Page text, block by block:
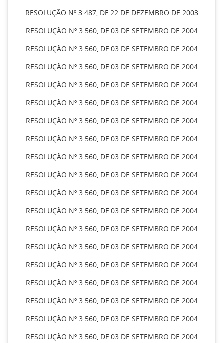
RESOLUÇÃO Nº 3.487, DE 22 DE DEZEMBRO DE 2003
RESOLUÇÃO Nº 3.560, DE 03 DE SETEMBRO DE 2004
RESOLUÇÃO Nº 3.560, DE 03 DE SETEMBRO DE 2004
RESOLUÇÃO Nº 3.560, DE 03 DE SETEMBRO DE 2004
RESOLUÇÃO Nº 3.560, DE 03 DE SETEMBRO DE 2004
RESOLUÇÃO Nº 3.560, DE 03 DE SETEMBRO DE 2004
RESOLUÇÃO Nº 3.560, DE 03 DE SETEMBRO DE 2004
RESOLUÇÃO Nº 3.560, DE 03 DE SETEMBRO DE 2004
RESOLUÇÃO Nº 3.560, DE 03 DE SETEMBRO DE 2004
RESOLUÇÃO Nº 3.560, DE 03 DE SETEMBRO DE 2004
RESOLUÇÃO Nº 3.560, DE 03 DE SETEMBRO DE 2004
RESOLUÇÃO Nº 3.560, DE 03 DE SETEMBRO DE 2004
RESOLUÇÃO Nº 3.560, DE 03 DE SETEMBRO DE 2004
RESOLUÇÃO Nº 3.560, DE 03 DE SETEMBRO DE 2004
RESOLUÇÃO Nº 3.560, DE 03 DE SETEMBRO DE 2004
RESOLUÇÃO Nº 3.560, DE 03 DE SETEMBRO DE 2004
RESOLUÇÃO Nº 3.560, DE 03 DE SETEMBRO DE 2004
RESOLUÇÃO Nº 3.560, DE 03 DE SETEMBRO DE 2004
RESOLUÇÃO Nº 3.560, DE 03 DE SETEMBRO DE 2004